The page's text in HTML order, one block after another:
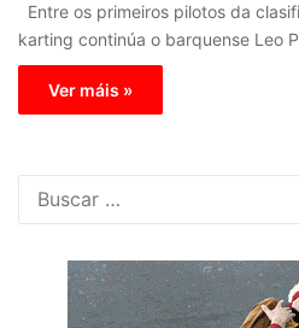
Entre os primeiros pilotos da
karting continúa o barquense Leo
Ver máis »